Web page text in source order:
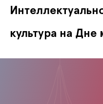
культура на